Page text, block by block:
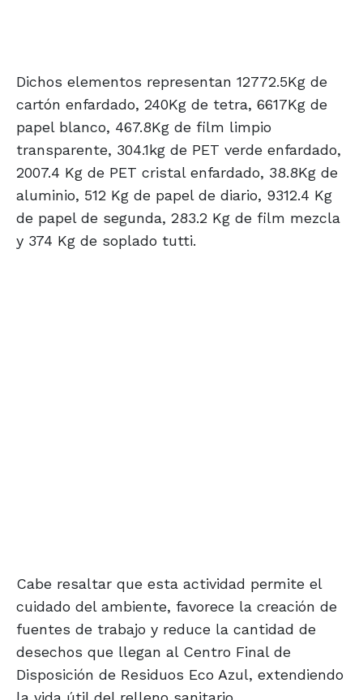
Dichos elementos representan 12772.5Kg de
cartón enfardado, 240Kg de tetra, 6617Kg de
papel blanco, 467.8Kg de film limpio
transparente, 304.1kg de PET verde enfardado,
2007.4 Kg de PET cristal enfardado, 38.8Kg de
aluminio, 512 Kg de papel de diario, 9312.4 Kg
de papel de segunda, 283.2 Kg de film mezcla
y 374 Kg de soplado tutti.
Cabe resaltar que esta actividad permite el
cuidado del ambiente, favorece la creación de
fuentes de trabajo y reduce la cantidad de
desechos que llegan al Centro Final de
Disposición de Residuos Eco Azul, extendiendo